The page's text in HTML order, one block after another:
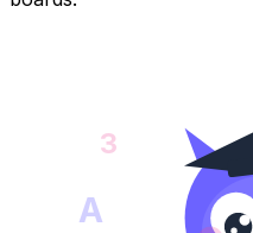
A
3